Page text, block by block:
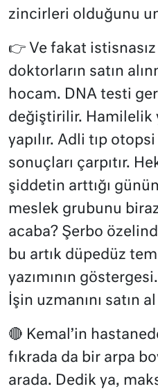
zincirleri olduğunu
👉 Ve fakat
doktorların satın
hocam. DNA testi
değiştirilir. Hamilelik
yapılır. Adli tıp
sonuçları çarpıtır.
şiddetin arttığı
meslek grubunu
acaba? Şerbo
bu artık düpedüz
yazımının
İşin uzmanını satın
🔴 Kemal’in
fıkrada da bir arpa
arada. Dedik ya,